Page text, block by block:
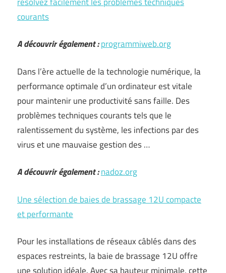
courants
A découvrir également :programmiweb.org
Dans l’ère actuelle de la technologie numérique, la
performance optimale d’un ordinateur est vitale
pour maintenir une productivité sans faille. Des
problèmes techniques courants tels que le
ralentissement du système, les infections par des
virus et une mauvaise gestion des …
A découvrir également :nadoz.org
Une sélection de baies de brassage 12U compacte
et performante
Pour les installations de réseaux câblés dans des
espaces restreints, la baie de brassage 12U offre